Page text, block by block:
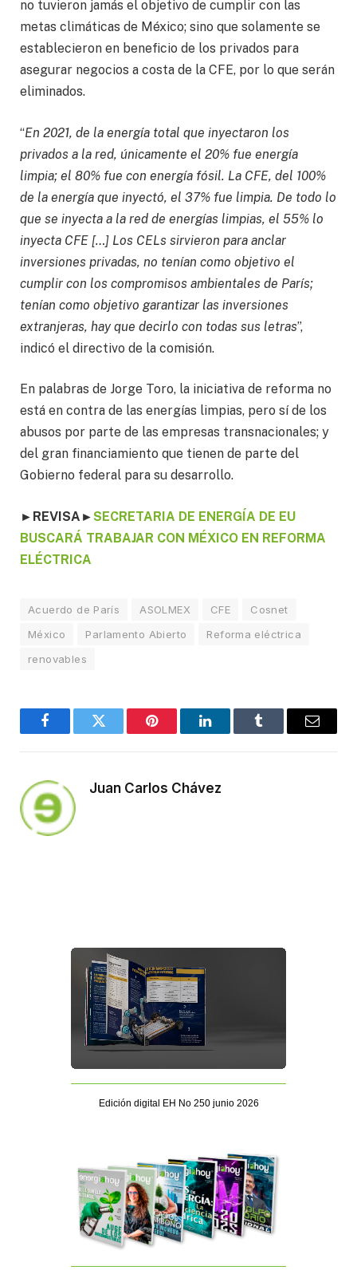
no tuvieron jamás el objetivo de cumplir con las
metas climáticas de México; sino que solamente se
establecieron en beneficio de los privados para
asegurar negocios a costa de la CFE, por lo que serán
eliminados.
“En 2021, de la energía total que inyectaron los
privados a la red, únicamente el 20% fue energía
limpia; el 80% fue con energía fósil. La CFE, del 100%
de la energía que inyectó, el 37% fue limpia. De todo lo
que se inyecta a la red de energías limpias, el 55% lo
inyecta CFE […] Los CELs sirvieron para anclar
inversiones privadas, no tenían como objetivo el
cumplir con los compromisos ambientales de París;
tenían como objetivo garantizar las inversiones
extranjeras, hay que decirlo con todas sus letras”,
indicó el directivo de la comisión.
En palabras de Jorge Toro, la iniciativa de reforma no
está en contra de las energías limpias, pero sí de los
abusos por parte de las empresas transnacionales; y
del gran financiamiento que tienen de parte del
Gobierno federal para su desarrollo.
► REVISA ►SECRETARIA DE ENERGÍA DE EU
BUSCARÁ TRABAJAR CON MÉXICO EN REFORMA
ELÉCTRICA
Acuerdo de París ASOLMEX CFE
Cosnet
México
Parlamento Abierto
Reforma eléctrica
renovables
FacebookTwitter Pinterest LinkedInTumblr Email
Juan Carlos Chávez
Edición digital EH No 250 junio 2026